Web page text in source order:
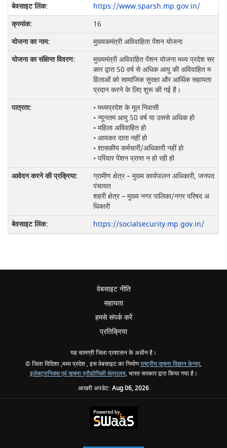
https://www.sparsh.mp.gov.in/
16
मुख्यकमंत्री अविवाहिता पेंशन योजना
मुख्यमंत्री अविवाहित पेंशन योजना मध्य प्रदेश सर
कार द्वारा 50 वर्ष से अधिक आयु की अविवाहित म
हिलाओं को सामाजिक सुरक्षा और आर्थिक सहायता
प्रदान करने के लिए शुरू की गई है।
• मध्यप्रदेश के मूल निवासी
• न्यूनतम आयु 50 वर्ष या उससे अधिक हो
• महिला अविवाहित हो
• आयकर दाता नहीं हो
• शासकीय कर्मचारी/अधिकारी नहीं हो
• परिवार पेंशन प्राप्त न हो रही हो
ग्रामीण क्षेत्र – मुख्य कार्यपालन अधिकारी, जनपद
पंचायत
शहरी क्षेत्र – मुख्य नगर पालिका/नगर परिषद अ
धिकारी
https://socialsecurity.mp.gov.in/
वेबसाइट नीति
सहायता
हमसे संपर्क करें
प्रतिक्रिया
यह सामग्री जिला प्रशासन के अधीन है।
© जिला विदिशा ,मध्य प्रदेश , इस वेबसाइट का निर्माणराष्ट्रीय सूचना विज्ञान केन्द्र,
इलेक्ट्रानिक्स एवं सूचना प्रौद्योगिकी मंत्रालय, भारत सरकार द्वारा किया गया है।
आखरी अपडेट: Aug 06, 2026